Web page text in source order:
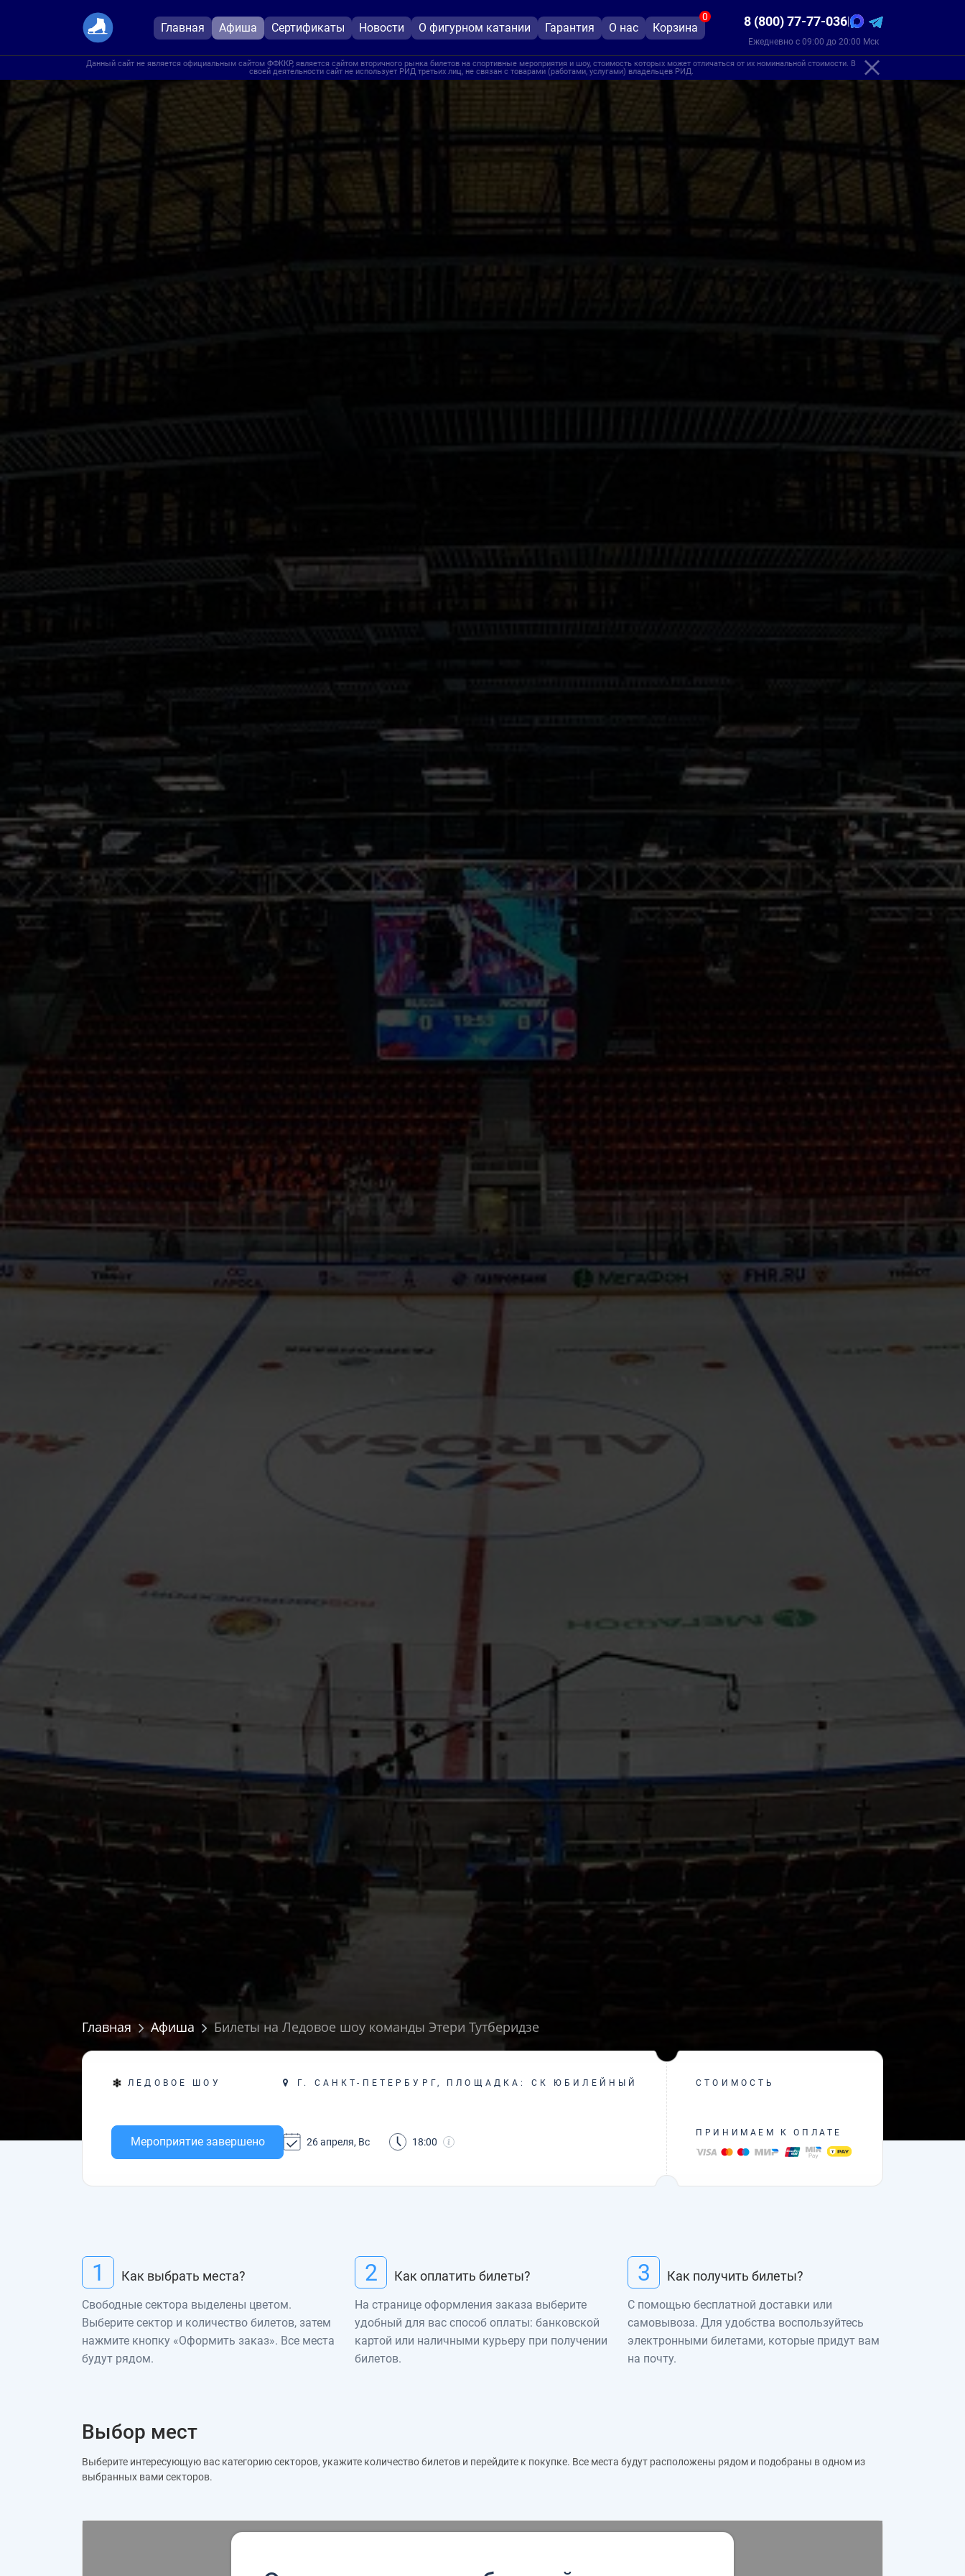
Главная Афиша Сертификаты Новости О фигурном катании Гарантия О нас Корзина
0 8 (800) 77-77-036|
Ежедневно с 09:00 до 20:00 Мск
Данный сайт не является официальным сайтом ФФККР, является сайтом вторичного рынка билетов на спортивные мероприятия и шоу, стоимость которых может отличаться от их номинальной стоимости. В
своей деятельности сайт не использует РИД третьих лиц, не связан с товарами (работами, услугами) владельцев РИД.
Главная Афиша Билеты на Ледовое шоу команды Этери Тутберидзе
ЛЕДОВОЕ ШОУ Г. САНКТ-ПЕТЕРБУРГ, ПЛОЩАДКА: СК ЮБИЛЕЙНЫЙ
Мероприятие завершено 26 апреля, Вс 18:00
СТОИМОСТЬ
ПРИНИМАЕМ К ОПЛАТЕ
1 Как выбрать места?
Свободные сектора выделены цветом.
Выберите сектор и количество билетов, затем
нажмите кнопку «Оформить заказ». Все места
будут рядом.
2 Как оплатить билеты?
На странице оформления заказа выберите
удобный для вас способ оплаты: банковской
картой или наличными курьеру при получении
билетов.
3 Как получить билеты?
С помощью бесплатной доставки или
самовывоза. Для удобства воспользуйтесь
электронными билетами, которые придут вам
на почту.
Выбор мест
Выберите интересующую вас категорию секторов, укажите количество билетов и перейдите к покупке. Все места будут расположены рядом и подобраны в одном из
выбранных вами секторов.